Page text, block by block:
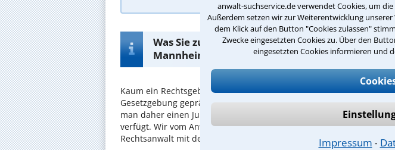
anwalt-suchservice.de verwendet Cookies, um
Außerdem setzen wir zur Weiterentwicklung
dem Klick auf den Button "Cookies zulassen"
Zwecke eingesetzten Cookies zu. Über den
eingesetzten Cookies informieren und
Impressum ⁃
Was Sie zur Suche nach einem Anwalt für
Mannheim wissen müssen
Kaum ein Rechtsgebiet ist so von der Rechtsprechung und sich
Gesetzgebung geprägt wie dasBankrecht. Um sich umfassend
man daher einen Juristen auswählen, der über eine besondere
verfügt. Wir vom Anwalt-Suchservice möchten Ihnen deshalb dabei
Rechtsanwalt mit dem nötigen Fachwissen für Ihr bankrechtliches